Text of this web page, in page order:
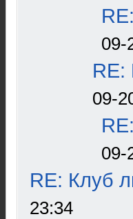
09-
RE:
09-
09-
RE: Клуб
23:34